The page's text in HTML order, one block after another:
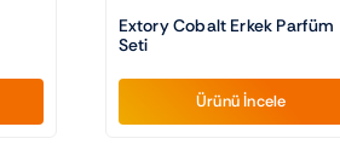
Extory Cobalt Erkek Parfüm
Seti
Ürünü İncele